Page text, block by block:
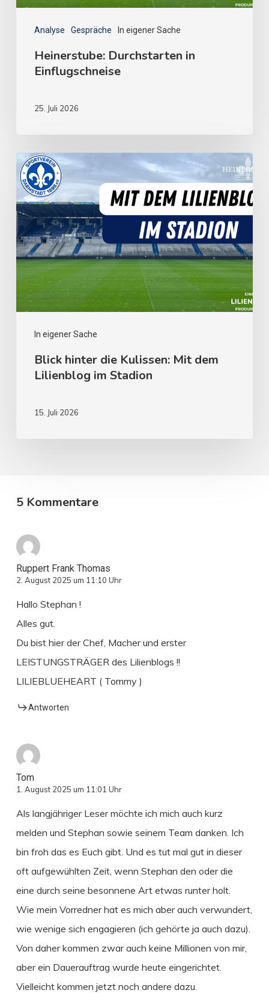
Analyse Gespräche In eigener Sache
Heinerstube: Durchstarten in
Einflugschneise
25. Juli 2026
In eigener Sache
Blick hinter die Kulissen: Mit dem
Lilienblog im Stadion
15. Juli 2026
5 Kommentare
Ruppert Frank Thomas
2. August 2025 um 11:10 Uhr
Hallo Stephan !
Alles gut.
Du bist hier der Chef, Macher und erster
LEISTUNGSTRÄGER des Lilienblogs !!
LILIEBLUEHEART ( Tommy )
Antworten
Tom
1. August 2025 um 11:01 Uhr
Als langjähriger Leser möchte ich mich auch kurz
melden und Stephan sowie seinem Team danken. Ich
bin froh das es Euch gibt. Und es tut mal gut in dieser
oft aufgewühlten Zeit, wenn Stephan den oder die
eine durch seine besonnene Art etwas runter holt.
Wie mein Vorredner hat es mich aber auch verwundert,
wie wenige sich engagieren (ich gehörte ja auch dazu).
Von daher kommen zwar auch keine Millionen von mir,
aber ein Dauerauftrag wurde heute eingerichtet.
Vielleicht kommen jetzt noch andere dazu.